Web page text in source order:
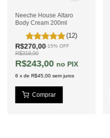
Neeche House Altaro
Body Cream 200ml
(12)
R$270,00-15% OFF
R$319,00
R$243,00 PIX
6 xde R$45,00 sem juros